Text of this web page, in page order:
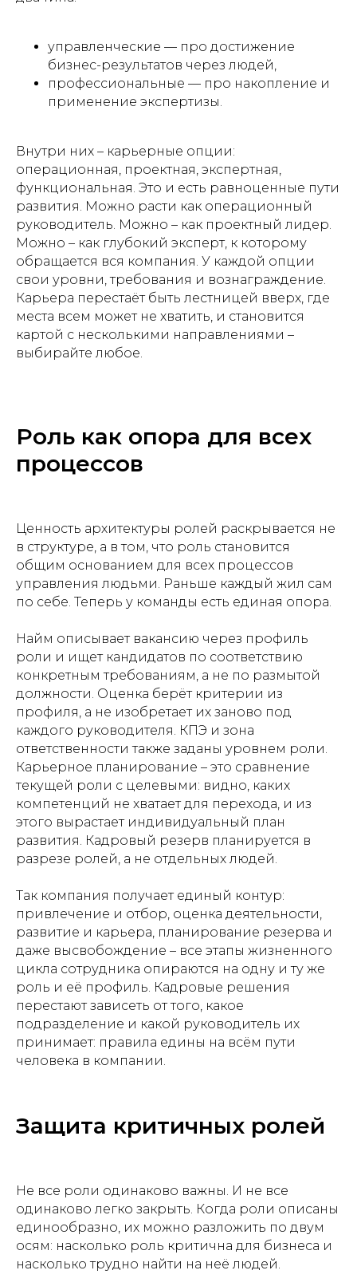
управленческие — про достижение
бизнес-результатов через людей,
профессиональные — про накопление и
применение экспертизы.
Внутри них – карьерные опции:
операционная, проектная, экспертная,
функциональная. Это и есть равноценные пути
развития. Можно расти как операционный
руководитель. Можно – как проектный лидер.
Можно – как глубокий эксперт, к которому
обращается вся компания. У каждой опции
свои уровни, требования и вознаграждение.
Карьера перестаёт быть лестницей вверх, где
места всем может не хватить, и становится
картой с несколькими направлениями –
выбирайте любое.
Роль как опора для всех
процессов
Ценность архитектуры ролей раскрывается не
в структуре, а в том, что роль становится
общим основанием для всех процессов
управления людьми. Раньше каждый жил сам
по себе. Теперь у команды есть единая опора.
Найм описывает вакансию через профиль
роли и ищет кандидатов по соответствию
конкретным требованиям, а не по размытой
должности. Оценка берёт критерии из
профиля, а не изобретает их заново под
каждого руководителя. КПЭ и зона
ответственности также заданы уровнем роли.
Карьерное планирование – это сравнение
текущей роли с целевыми: видно, каких
компетенций не хватает для перехода, и из
этого вырастает индивидуальный план
развития. Кадровый резерв планируется в
разрезе ролей, а не отдельных людей.
Так компания получает единый контур:
привлечение и отбор, оценка деятельности,
развитие и карьера, планирование резерва и
даже высвобождение – все этапы жизненного
цикла сотрудника опираются на одну и ту же
роль и её профиль. Кадровые решения
перестают зависеть от того, какое
подразделение и какой руководитель их
принимает: правила едины на всём пути
человека в компании.
Защита критичных ролей
Не все роли одинаково важны. И не все
одинаково легко закрыть. Когда роли описаны
единообразно, их можно разложить по двум
осям: насколько роль критична для бизнеса и
насколько трудно найти на неё людей.